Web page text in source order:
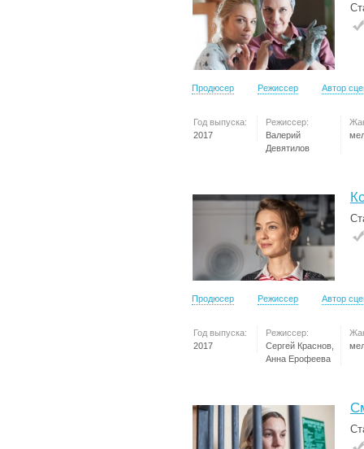
Продюсер Режиссер Автор
Год выпуска:
2017
Режиссер:
Валерий
Девятилов
Продюсер Режиссер Автор
Год выпуска:
2017
Режиссер:
Сергей Краснов,
Анна Ерофеева